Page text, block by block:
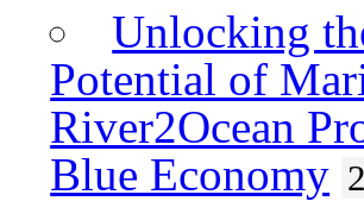
Unlocking
Potential of
River2Ocean
Blue Economy